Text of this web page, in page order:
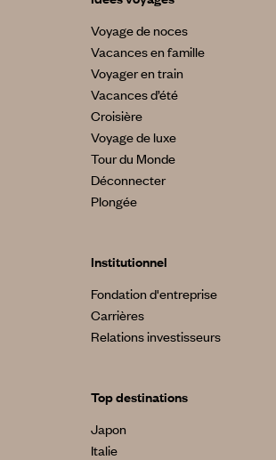
Voyage de noces
Vacances en famille
Voyager en train
Vacances d’été
Croisière
Voyage de luxe
Tour du Monde
Déconnecter
Plongée
Institutionnel
Fondation d'entreprise
Carrières
Relations investisseurs
Top destinations
Japon
Italie